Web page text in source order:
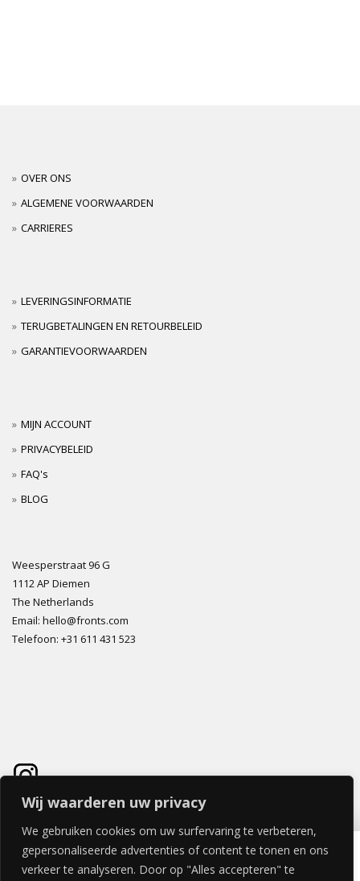
Wij waarderen uw privacy
We gebruiken cookies om uw surfervaring te verbeteren,
gepersonaliseerde advertenties of content te tonen en ons
verkeer te analyseren. Door op "Alles accepteren" te
OVER ONS
ALGEMENE VOORWAARDEN
CARRIERES
LEVERINGSINFORMATIE
TERUGBETALINGEN EN RETOURBELEID
GARANTIEVOORWAARDEN
MIJN ACCOUNT
PRIVACYBELEID
FAQ's
BLOG
Weesperstraat 96 G
1112 AP Diemen
The Netherlands
Email: hello@fronts.com
Telefoon: +31 611 431 523
GEM LUXE DEUR 40x60cm
€82,28